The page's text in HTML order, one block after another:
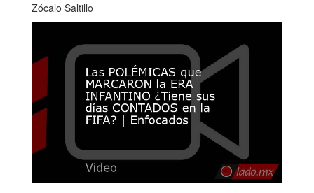
Zócalo Saltillo